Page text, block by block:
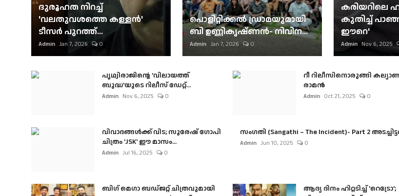
ദുരൂഹത നിറച്ച്
'വലതുവശത്തെ കള്ളന്‍'
ടീസര്‍ പുറത്ത്...
Admin Jan 7, 2026 0
പൊളിറ്റിക്കല്‍ ഡ്രാമയുമായി
ബി ഉണ്ണികൃഷ്ണന്‍- നിവിന...
Admin Jan 7, 2026 0
കരിയറിലെ
കുതിച്ച്
ഈറെ'
Admin Nov 6, 2025
പൃഥ്വിരാജിന്റെ 'വിലായത്ത്
ബുദ്ധ'യുടെ റിലീസ് ഡേറ്റ്...
Admin Nov 6, 2025 0
റീ റിലീസിനൊരുങ്ങി
രാമൻ
Admin Oct 21, 2025 0
വിവാദങ്ങൾക്ക് വിട; സുരേഷ് ഗോപി
ചിത്രം 'JSK' ഈ മാസം...
Admin Jul 16, 2025 0
സംഗതി (Sangathi – The Incident)- Part 2
Admin Jun 10, 2025 0
ബി​ഗ് മെഗാ ബഡ്ജറ്റ് ചിത്രവുമായി
ആദ്യ ദിനം ഹിറ്റടിച്ച് 'റെട്രോ';